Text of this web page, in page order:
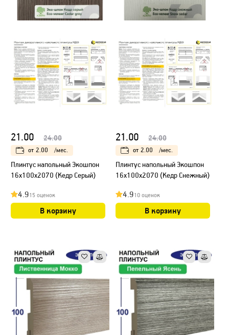
21.00 24.00
от 2.00 /мес.
Плинтус напольный Экошпон
16х100х2070 (Кедр Серый)
4.915 оценок
В корзину
21.00 24.00
от 2.00 /мес.
Плинтус напольный Экошпон
16х100х2070 (Кедр Снежный)
4.910 оценок
В корзину